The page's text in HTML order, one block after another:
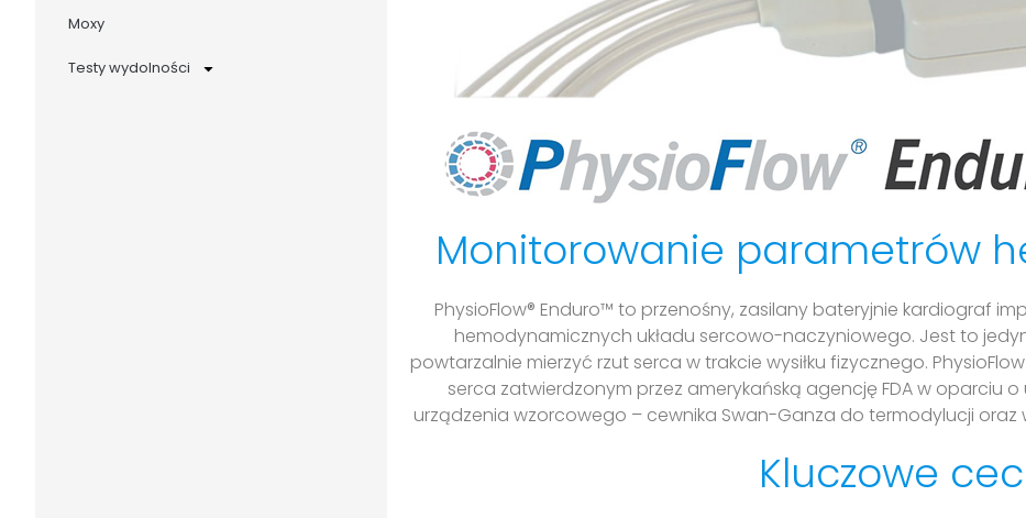
Moxy
Testy wydolności
Monitorowanie parametrów
PhysioFlow® Enduro™ to przenośny, zasilany bateryjnie kardiograf
hemodynamicznych układu sercowo-naczyniowego. Jest to
powtarzalnie mierzyć rzut serca w trakcie wysiłku fizycznego. PhysioFlow
serca zatwierdzonym przez amerykańską agencję FDA w oparciu
urządzenia wzorcowego – cewnika Swan-Ganza do termodylucji
Kluczowe